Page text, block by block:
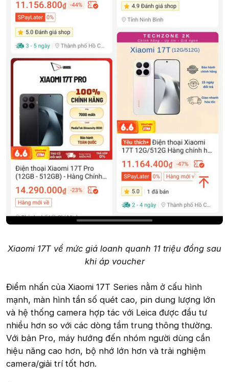
Xiaomi 17T về mức giá loanh quanh 11 triệu đồng sau
khi áp voucher
Điểm nhấn của Xiaomi 17T Series nằm ở cấu hình
mạnh, màn hình tần số quét cao, pin dung lượng lớn
và hệ thống camera hợp tác với Leica được đầu tư
nhiều hơn so với các dòng tầm trung thông thường.
Với bản Pro, máy hướng đến nhóm người dùng cần
hiệu năng cao hơn, bộ nhớ lớn hơn và trải nghiệm
camera/giải trí tốt hơn.